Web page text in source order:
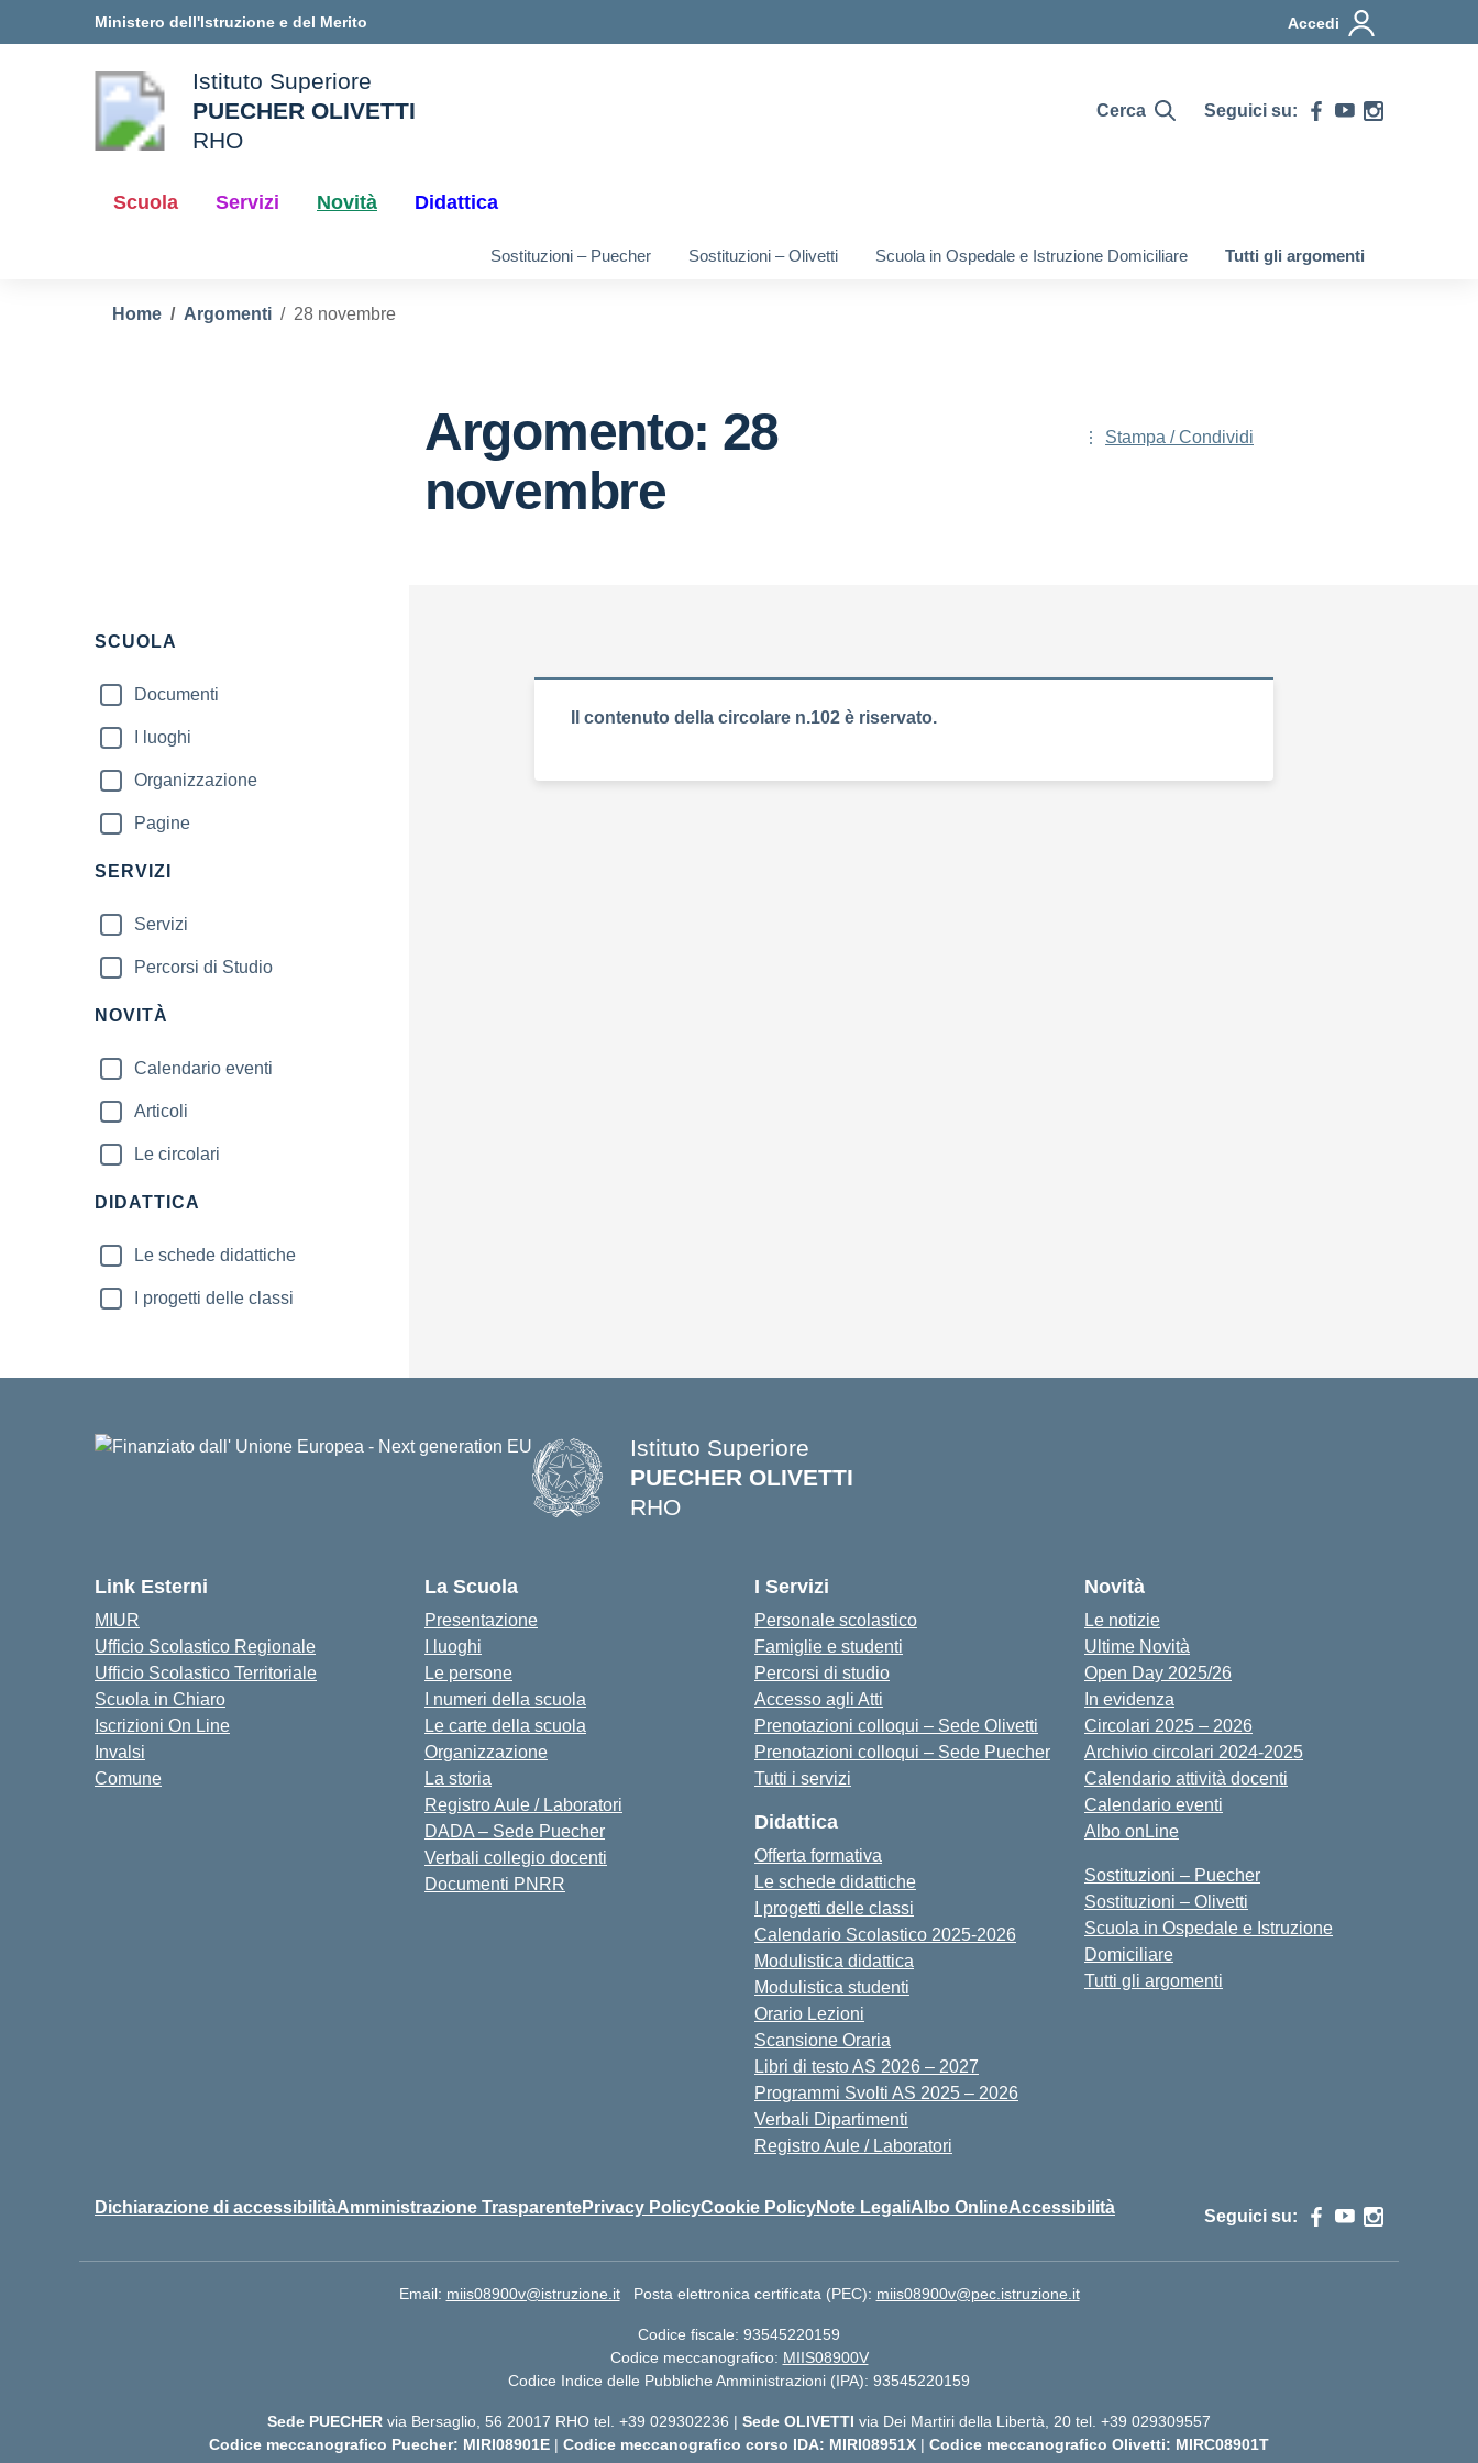
Ministero dell'Istruzione e del Merito Accedi
della scuola
Istituto Superiore
PUECHER OLIVETTI
RHO
Cerca Seguici su:
Scuola Servizi Novità Didattica
Sostituzioni – Puecher Sostituzioni – Olivetti Scuola in Ospedale e Istruzione Domiciliare Tutti gli argomenti
Home Argomenti 28 novembre
Argomento: 28
novembre
Stampa / Condividi
Filtri
SCUOLA
Documenti
I luoghi
Organizzazione
Pagine
SERVIZI
Servizi
Percorsi di Studio
NOVITÀ
Calendario eventi
Articoli
Le circolari
DIDATTICA
Le schede didattiche
I progetti delle classi
Il contenuto della circolare n.102 è riservato.
Istituto Superiore
PUECHER OLIVETTI
RHO
Link Esterni
MIUR
Ufficio Scolastico Regionale
Ufficio Scolastico Territoriale
Scuola in Chiaro
Iscrizioni On Line
Invalsi
Comune
La Scuola
Presentazione
I luoghi
Le persone
I numeri della scuola
Le carte della scuola
Organizzazione
La storia
Registro Aule / Laboratori
DADA – Sede Puecher
Verbali collegio docenti
Documenti PNRR
I Servizi
Personale scolastico
Famiglie e studenti
Percorsi di studio
Accesso agli Atti
Prenotazioni colloqui – Sede Olivetti
Prenotazioni colloqui – Sede Puecher
Tutti i servizi
Didattica
Offerta formativa
Le schede didattiche
I progetti delle classi
Calendario Scolastico 2025-2026
Modulistica didattica
Modulistica studenti
Orario Lezioni
Scansione Oraria
Libri di testo AS 2026 – 2027
Programmi Svolti AS 2025 – 2026
Verbali Dipartimenti
Registro Aule / Laboratori
Novità
Le notizie
Ultime Novità
Open Day 2025/26
In evidenza
Circolari 2025 – 2026
Archivio circolari 2024-2025
Calendario attività docenti
Calendario eventi
Albo onLine
Sostituzioni – Puecher
Sostituzioni – Olivetti
Scuola in Ospedale e Istruzione
Domiciliare
Tutti gli argomenti
Dichiarazione di accessibilitàAmministrazione TrasparentePrivacy PolicyCookie PolicyNote LegaliAlbo OnlineAccessibilità Seguici su:
Email: miis08900v@istruzione.it Posta elettronica certificata (PEC): miis08900v@pec.istruzione.it
Codice fiscale: 93545220159
Codice meccanografico: MIIS08900V
Codice Indice delle Pubbliche Amministrazioni (IPA): 93545220159
Sede PUECHER via Bersaglio, 56 20017 RHO tel. +39 029302236 | Sede OLIVETTI via Dei Martiri della Libertà, 20 tel. +39 029309557
Codice meccanografico Puecher: MIRI08901E | Codice meccanografico corso IDA: MIRI08951X | Codice meccanografico Olivetti: MIRC08901T